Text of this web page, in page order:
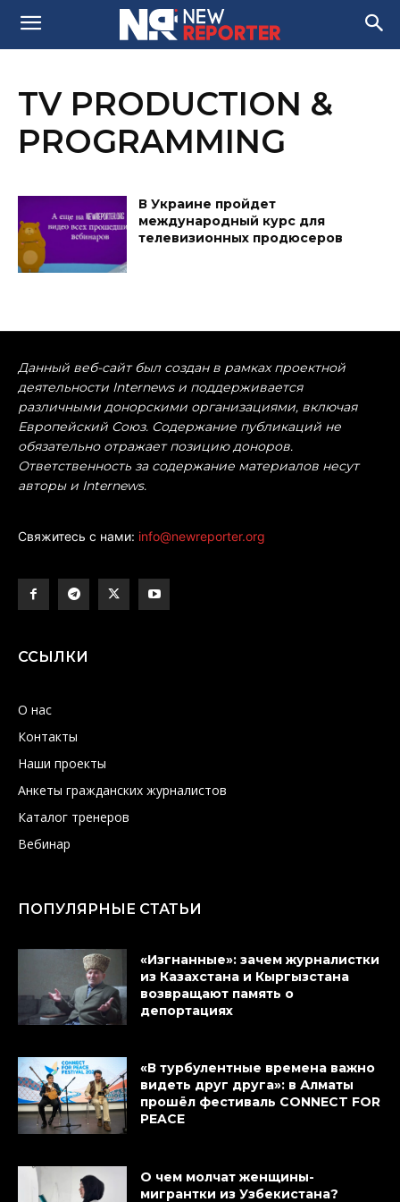
TV PRODUCTION &
PROGRAMMING
В Украине пройдет
международный курс для
телевизионных продюсеров
Данный веб-сайт был создан в рамках проектной
деятельности Internews и поддерживается
различными донорскими организациями, включая
Европейский Союз. Содержание публикаций не
обязательно отражает позицию доноров.
Ответственность за содержание материалов несут
авторы и Internews.
Свяжитесь с нами: info@newreporter.org
ССЫЛКИ
О нас
Контакты
Наши проекты
Анкеты гражданских журналистов
Каталог тренеров
Вебинар
ПОПУЛЯРНЫЕ СТАТЬИ
«Изгнанные»: зачем журналистки
из Казахстана и Кыргызстана
возвращают память о
депортациях
«В турбулентные времена важно
видеть друг друга»: в Алматы
прошёл фестиваль CONNECT FOR
PEACE
О чем молчат женщины-
мигрантки из Узбекистана?